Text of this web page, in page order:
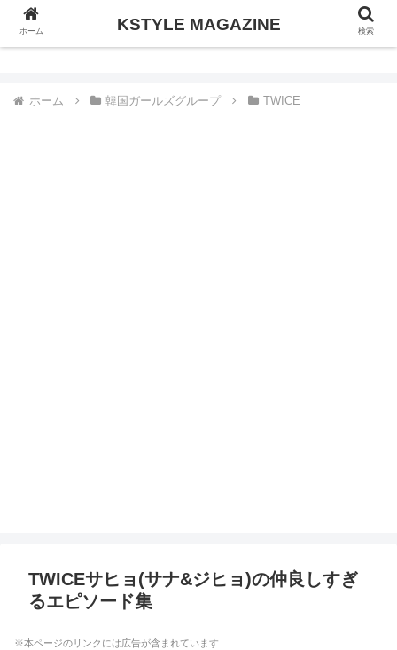
KSTYLE MAGAZINE
ホーム 韓国ガールズグループ TWICE
TWICEサヒョ(サナ&ジヒョ)の仲良しすぎ
るエピソード集
※本ページのリンクには広告が含まれています
ホーム KSTYLE MAGAZINE 検索